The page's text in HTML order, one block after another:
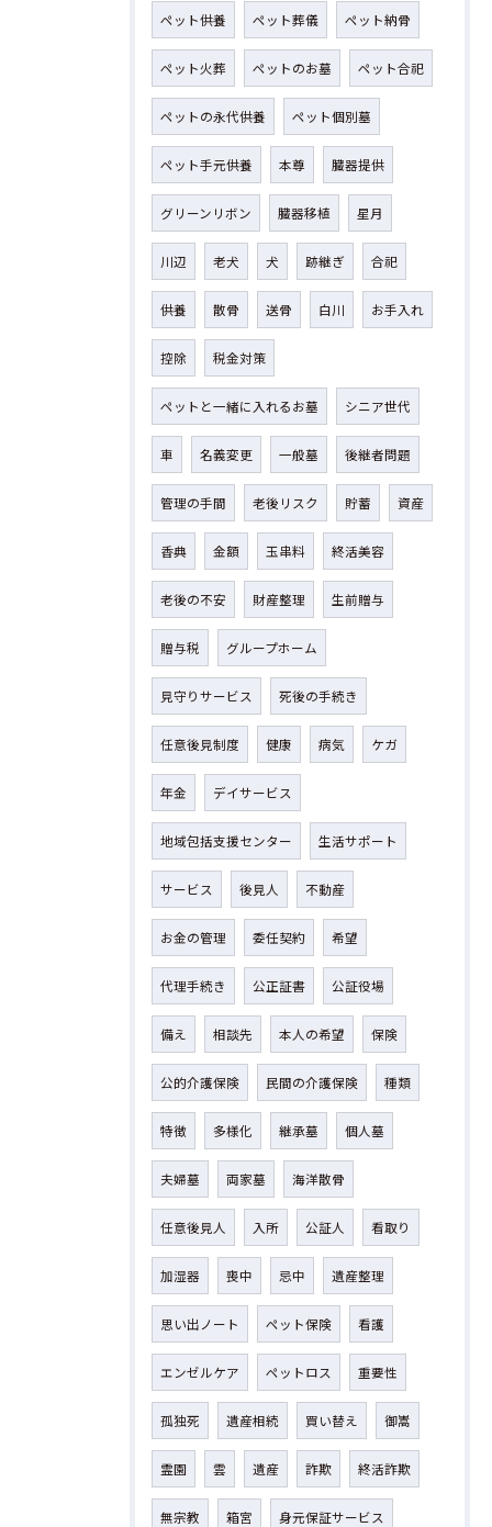
ペット供養 ペット葬儀 ペット納骨
ペット火葬 ペットのお墓 ペット合祀
ペットの永代供養 ペット個別墓
ペット手元供養 本尊 臓器提供
グリーンリボン 臓器移植 星月
川辺 老犬 犬 跡継ぎ 合祀
供養 散骨 送骨 白川 お手入れ
控除 税金対策
ペットと一緒に入れるお墓 シニア世代
車 名義変更 一般墓 後継者問題
管理の手間 老後リスク 貯蓄 資産
香典 金額 玉串料 終活美容
老後の不安 財産整理 生前贈与
贈与税 グループホーム
見守りサービス 死後の手続き
任意後見制度 健康 病気 ケガ
年金 デイサービス
地域包括支援センター 生活サポート
サービス 後見人 不動産
お金の管理 委任契約 希望
代理手続き 公正証書 公証役場
備え 相談先 本人の希望 保険
公的介護保険 民間の介護保険 種類
特徴 多様化 継承墓 個人墓
夫婦墓 両家墓 海洋散骨
任意後見人 入所 公証人 看取り
加湿器 喪中 忌中 遺産整理
思い出ノート ペット保険 看護
エンゼルケア ペットロス 重要性
孤独死 遺産相続 買い替え 御嵩
霊園 雲 遺産 詐欺 終活詐欺
無宗教 箱宮 身元保証サービス